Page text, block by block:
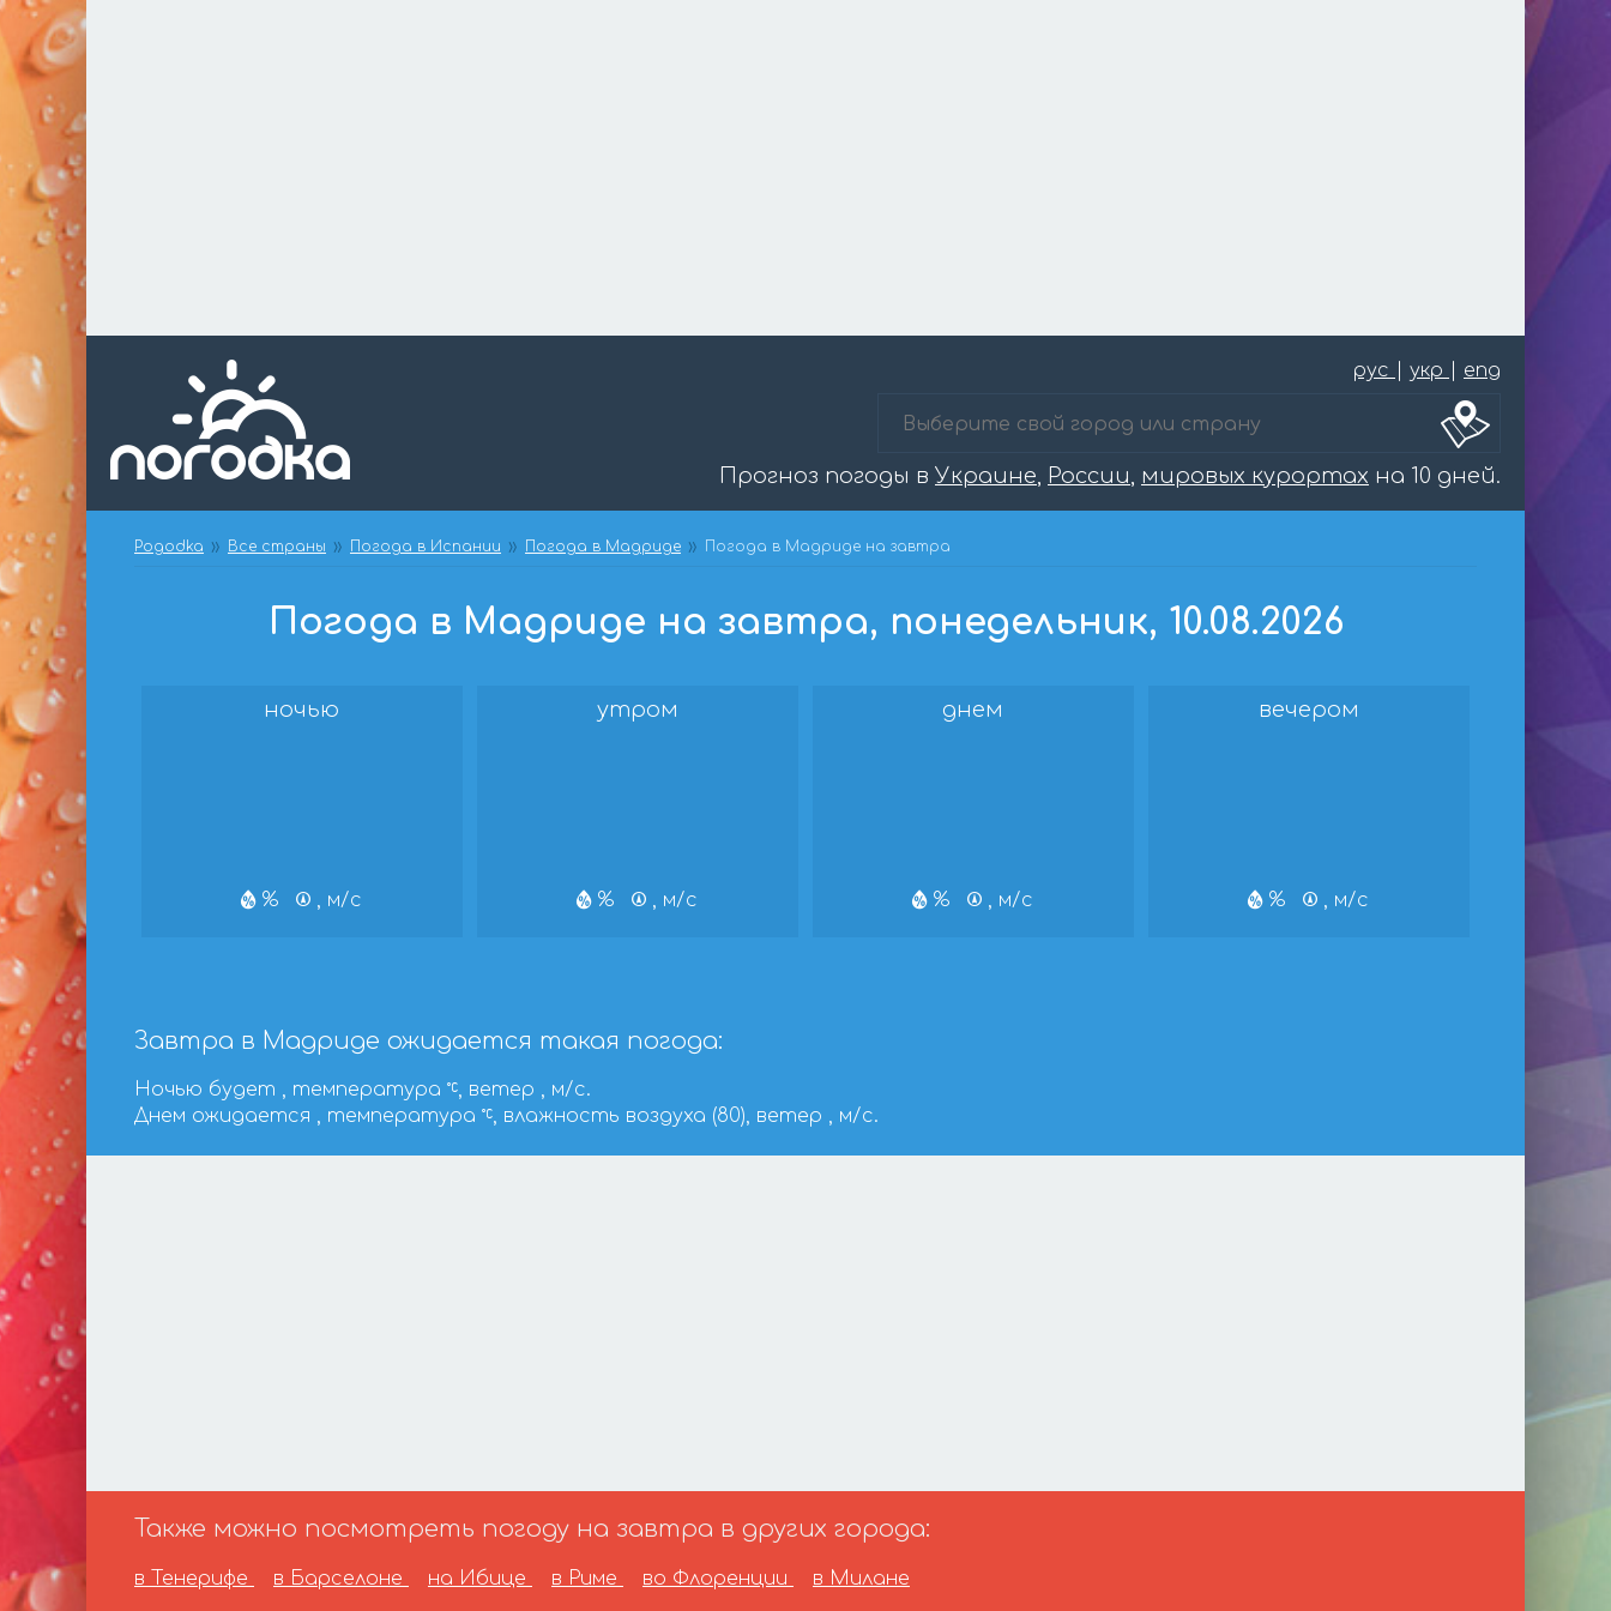
рус укр eng
Прогноз погоды в Украине, России, мировых курортах на 10 дней.
Pogodka Все страны Погода в Испании Погода в Мадриде Погода в Мадриде на завтра
Погода в Мадриде на завтра, понедельник, 10.08.2026
ночью
% , м/с
утром
% , м/с
днем
% , м/с
вечером
% , м/с
Завтра в Мадриде ожидается такая погода:
Ночью будет , температура
, ветер , м/с.
Днем ожидается , температура
, влажность воздуха (80), ветер , м/с.
Также можно посмотреть погоду на завтра в других города:
в Тенерифе в Барселоне на Ибице в Риме во Флоренции в Милане